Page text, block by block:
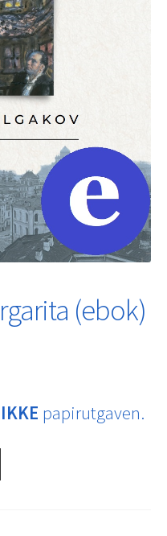
(ebok)
IKKE papirutgaven.